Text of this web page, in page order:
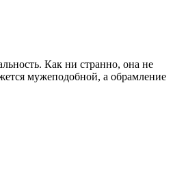
Как ни странно, она не
мужеподобной, а обрамление